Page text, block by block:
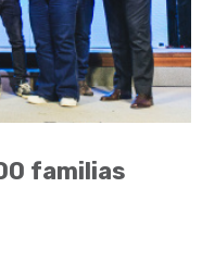
familias